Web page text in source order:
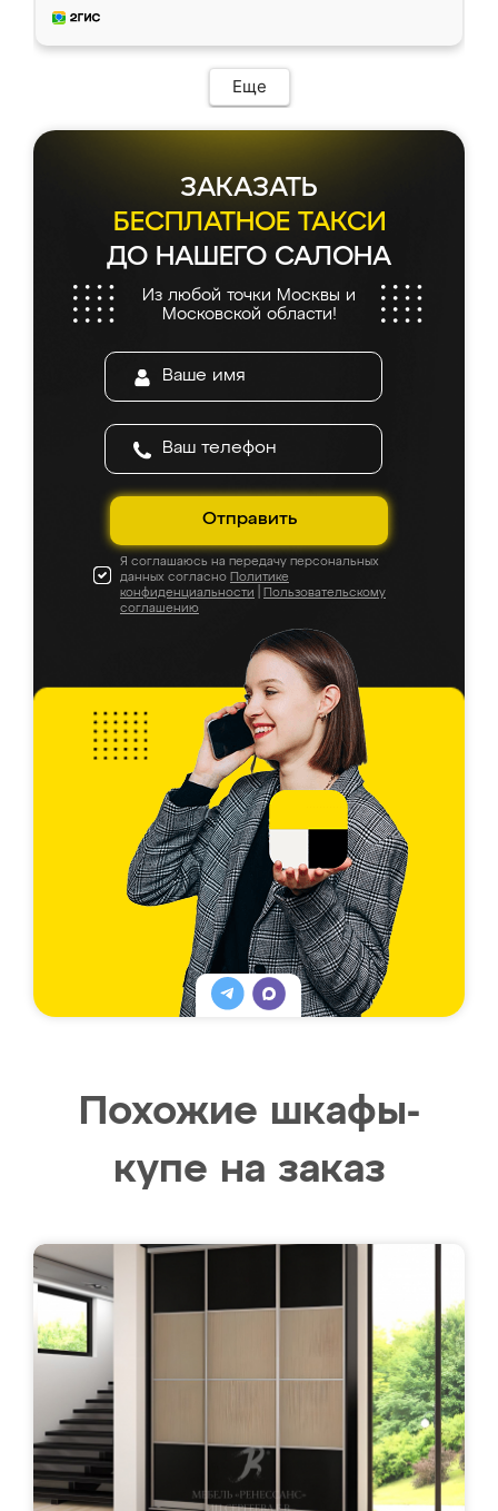
и снял размеры. Изготовили в срок, с
мебель сразу встала на свое место без
каких-либо доработок. Качеством осталась
довольна, все выглядит так, как и ожидала.
Еще
ЗАКАЗАТЬ
БЕСПЛАТНОЕ ТАКСИ
ДО НАШЕГО САЛОНА
Из любой точки Москвы и
Московской области!
Отправить
Я соглашаюсь на передачу персональных
данных согласно Политике
конфиденциальности
Пользовательскому
соглашению
Похожие шкафы-
купе на заказ